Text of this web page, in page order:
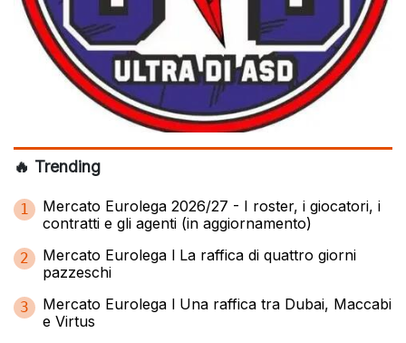
🔥 Trending
1
Mercato Eurolega 2026/27 - I roster, i giocatori, i
contratti e gli agenti (in aggiornamento)
2
Mercato Eurolega l La raffica di quattro giorni
pazzeschi
3
Mercato Eurolega l Una raffica tra Dubai, Maccabi
e Virtus